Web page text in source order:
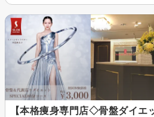
【本格痩身専門店◇骨盤ダイエ